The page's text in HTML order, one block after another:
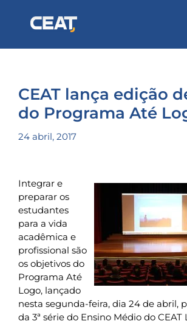
CEAT lança edição
do Programa Até
24 abril, 2017
Integrar e
preparar os
estudantes
para a vida
acadêmica e
profissional são
os objetivos do
Programa Até
Logo, lançado
nesta segunda-feira, dia 24 de abril,
da 3ª série do Ensino Médio do CEAT